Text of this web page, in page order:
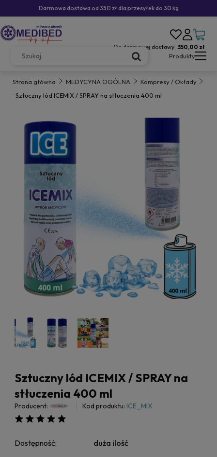
Darmowa dostawa od 350 zł dla przesyłek do 30 kg
Do darmowej dostawy: 350,00 zł
Produkty
Strona główna MEDYCYNA OGÓLNA
Kompresy / Okłady
Sztuczny lód ICEMIX / SPRAY na stłuczenia 400 ml
Sztuczny lód ICEMIX / SPRAY na
stłuczenia 400 ml
Producent: Kod produktu: ICE_MIX
Dostępność:
duża ilość